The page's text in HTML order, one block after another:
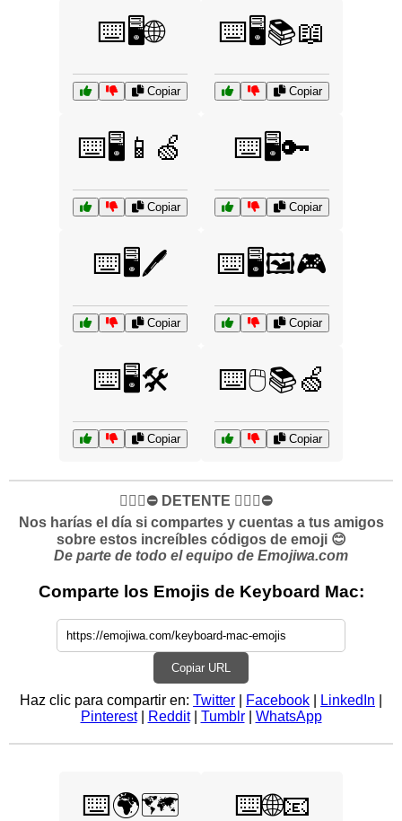
⌨️🖥️🌐
Copiar
⌨️🖥️📚📖
Copiar
⌨️🖥️📱🍏
Copiar
⌨️🖥️🔑
Copiar
⌨️🖥️🖊️
Copiar
⌨️🖥️🖼️🎮
Copiar
⌨️🖥️🛠️
Copiar
⌨️🖱️📚🍏
Copiar
✋🏻🛑⛔️ DETENTE ✋🏻🛑⛔️
Nos harías el día si compartes y cuentas a tus amigos
sobre estos increíbles códigos de emoji 😊
De parte de todo el equipo de Emojiwa.com
Comparte los Emojis de Keyboard Mac:
Copiar URL
Haz clic para compartir en: Twitter Facebook LinkedIn
Pinterest| Reddit| Tumblr| WhatsApp
⌨️🌍🗺️ ⌨️🌐📧